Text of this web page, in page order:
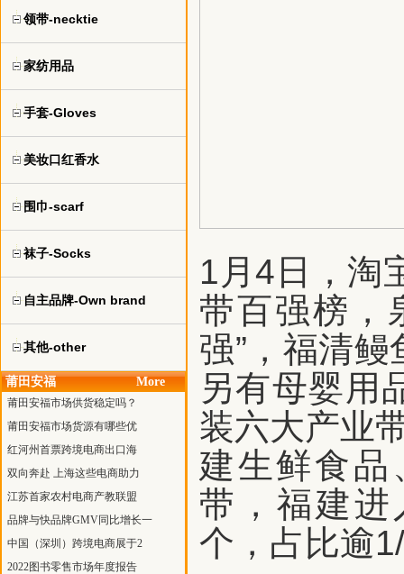
领带-necktie
家纺用品
手套-Gloves
美妆口红香水
围巾-scarf
袜子-Socks
自主品牌-Own brand
其他-other
莆田安福 More
莆田安福市场供货稳定吗？
莆田安福市场货源有哪些优
红河州首票跨境电商出口海
双向奔赴 上海这些电商助力
江苏首家农村电商产教联盟
品牌与快品牌GMV同比增长一
中国（深圳）跨境电商展于2
2022图书零售市场年度报告
1月4日，淘
带百强榜，
强”，福清
另有母婴用
装六大产业
建生鲜食品
带，福建进
个，占比逾